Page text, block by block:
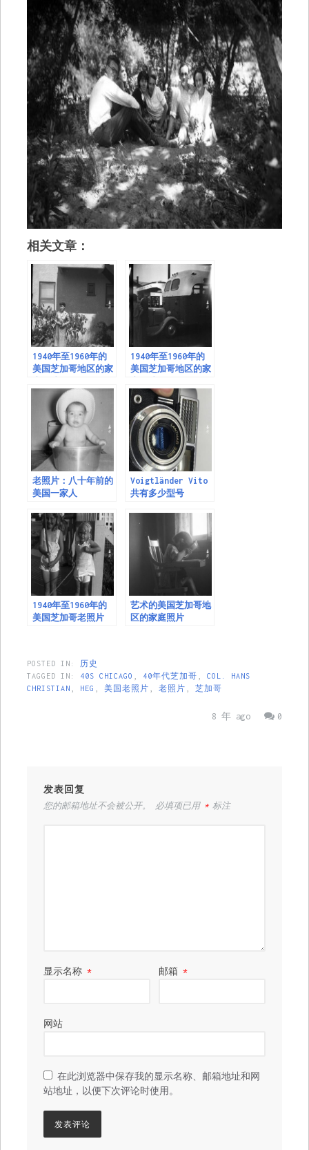
相关文章：
1940年至1960年的
美国芝加哥地区的家
1940年至1960年的
美国芝加哥地区的家
老照片：八十年前的
美国一家人
Voigtländer Vito
共有多少型号
1940年至1960年的
美国芝加哥老照片
艺术的美国芝加哥地
区的家庭照片
POSTED IN: 历史
TAGGED IN: 40S CHICAGO 40年代芝加哥
COL. HANS
CHRISTIAN
HEG 美国老照片 老照片 芝加哥
0
8 年 ago
发表回复
您的邮箱地址不会被公开。 必填项已用 *标注
显示名称 * 邮箱*
网站
在此浏览器中保存我的显示名称、邮箱地址和网
站地址，以便下次评论时使用。